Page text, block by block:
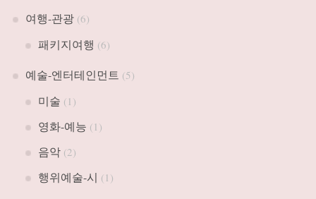
여행-관광(6)
패키지여행 (6)
예술-엔터테인먼트 (5)
미술 (1)
영화-예능 (1)
음악(2)
행위예술-시 (1)